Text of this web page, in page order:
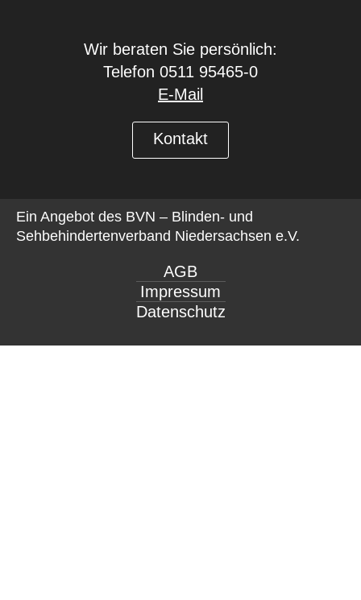
Wir beraten Sie persönlich:
Telefon 0511 95465-0
E-Mail
Kontakt
Ein Angebot des BVN – Blinden- und
Sehbehindertenverband Niedersachsen e.V.
AGB
Impressum
Datenschutz